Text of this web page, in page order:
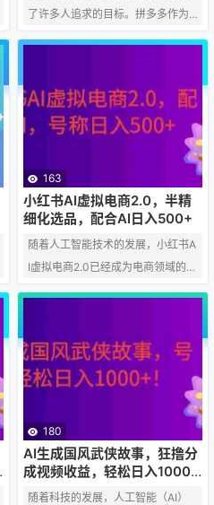
PT模板。 高效率…
了许多人追求的目标。拼多多作为
中国领先的电商平台之一，其虚拟
在拼多多虚拟类目中打造稳定的被
动收入，每月增收1-3万。 1. 拼多多
虚拟类目的优势 拼多多虚拟类目包
括但不限于电子书、在线课程、软
件服务等。这些产品具有以下优
势： 低成本：虚拟产品无需物理存
储，减少了库存和物流成本。 高利
润：一旦产品开发完成，边际…
163
小红书AI虚拟电商2.0，半精
细化选品，配合AI日入500+
随着人工智能技术的发展，小红书A
I虚拟电商2.0已经成为电商领域的一
股新势力。通过半精细化选品策
如何利用这一策略的详细步骤： 1.
理解小红书AI虚拟电商2.0 小红书AI
虚拟电商2.0是一种结合了人工智能
技术与电商运营的新模式。它通过A
I算法分析用户行为、市场趋势和产
品特性，为商家提供精准的选品建
议，从而提高销售效率和利润。 2.
180
AI生成国风武侠故事，狂撸分
成视频收益，轻松日入1000+
【可多平台分发】！
随着科技的发展，人工智能（AI）